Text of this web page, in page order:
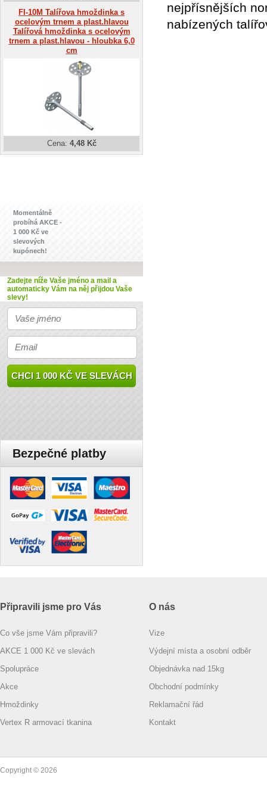
nejpřísnějších
nabízených
FI-10M Talířova hmoždinka s
ocelovým trnem a plast.hlavou
Talířová hmoždinka s ocelovým
trnem a plast.hlavou - hloubka 6,0
cm
Cena: 4,48 Kč
Momentálně
probíhá AKCE -
1 000 Kč ve
slevových
kupónech!
Zadejte níže Vaše jméno a mail a
automaticky Vám na něj přijdou Vaše
slevy!
CHCI 1 000 KČ VE SLEVÁCH
Bezpečné platby
Připravili jsme pro Vás
Co vše jsme Vám připravili?
AKCE 1 000 Kč ve slevách
Spolupráce
Akce
Hmoždinky
Vertex R armovací tkanina
O nás
Vize
Výdejní místa a osobní odběr
Objednávka nad 15kg
Obchodní podmínky
Reklamační řád
Kontakt
Copyright © 2026